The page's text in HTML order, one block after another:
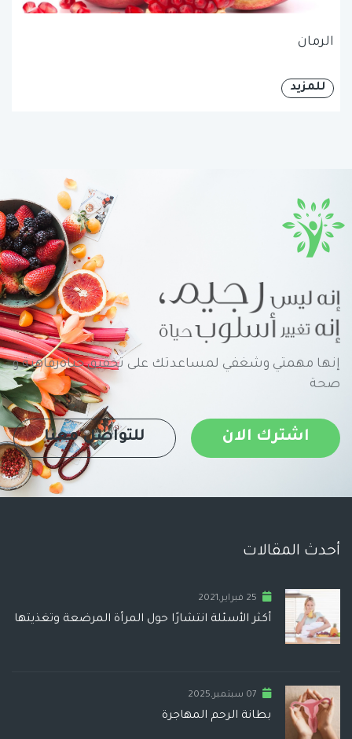
الرمان
للمزيد
إنها مهمتي وشغفي لمساعدتك على تحقيق حياةرفاهية و
صحة
اشترك الان للتواصل معنا
أحدث المقالات
25 فبراير,2021
أكثر الأسئلة انتشارًا حول المرأة المرضعة وتغذيتها
07 سبتمبر,2025
بطانة الرحم المهاجرة